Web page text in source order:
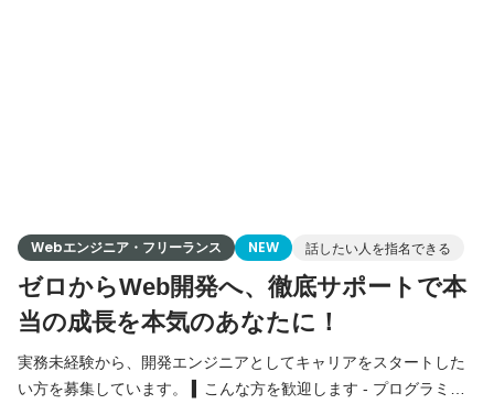
Webエンジニア・フリーランス NEW 話したい人を指名できる
ゼロからWeb開発へ、徹底サポートで本
当の成長を本気のあなたに！
実務未経験から、開発エンジニアとしてキャリアをスタートした
い方を募集しています。 ▍こんな方を歓迎します - プログラミン